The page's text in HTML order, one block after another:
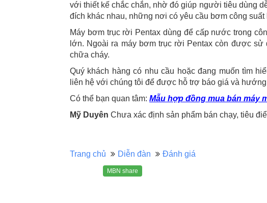
với thiết kế chắc chắn, nhờ đó giúp người tiêu dùng
đích khác nhau, những nơi có yêu cầu bơm công
Máy bơm trục rời Pentax dùng để cấp nước trong
lớn. Ngoài ra máy bơm trục rời Pentax còn được sử
chữa cháy.
Quý khách hàng có nhu cầu hoặc đang muốn tìm
liên hệ với chúng tôi để được hỗ trợ báo giá và
Có thể bạn quan tâm: Mẫu hợp đồng mua bán máy
Mỹ Duyên Chưa xác định sản phẩm bán chạy, tiêu
Trang chủ Diễn đàn Đánh giá
MBN share